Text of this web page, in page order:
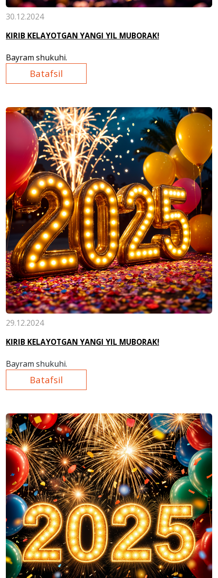
30.12.2024
KIRIB KELAYOTGAN YANGI YIL MUBORAK!
Bayram shukuhi.
Batafsil
29.12.2024
KIRIB KELAYOTGAN YANGI YIL MUBORAK!
Bayram shukuhi.
Batafsil